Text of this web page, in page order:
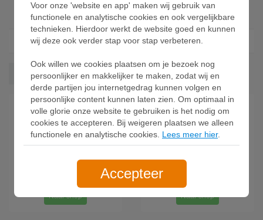
Adidas Racer Sneakers
Filter 1
Racer Wis alles
Adidas Adiracer Lo Sneaker
Naar shop
Adidas Adiracer Lo Zwart
Niet beschikbaar
Naar shop
Voor onze 'website en app' maken wij gebruik van
functionele en analytische cookies en ook vergelijkbare
technieken. Hierdoor werkt de website goed en kunnen
wij deze ook verder stap voor stap verbeteren.
Ook willen we cookies plaatsen om je bezoek nog
persoonlijker en makkelijker te maken, zodat wij en
derde partijen jou internetgedrag kunnen volgen en
persoonlijke content kunnen laten zien. Om optimaal in
volle glorie onze website te gebruiken is het nodig om
cookies te accepteren. Bij weigeren plaatsen we alleen
functionele en analytische cookies. Lees meer hier.
Accepteer